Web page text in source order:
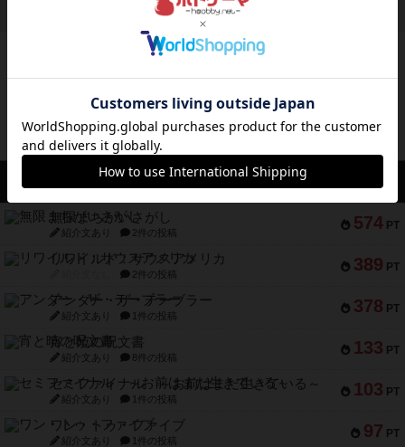
約14時間前 by mob567
アクセス数 急上昇中
574 PT
無限まちがいさがし
紹介文あり 2件の投稿
389 PT
リワイルド：サウスアメリカ
2件の投稿
378 PT
アンダー・ザ・テーブラー
紹介文あり 1件の投稿
133 PT
宵と暁の呪文書
紹介文あり 8件の投稿
103 PT
セミファイナル ～お前はまだ生きている～
紹介文あり 1件の投稿
97 PT
ワン・トゥ・ファイブ
紹介文あり 1件の投稿